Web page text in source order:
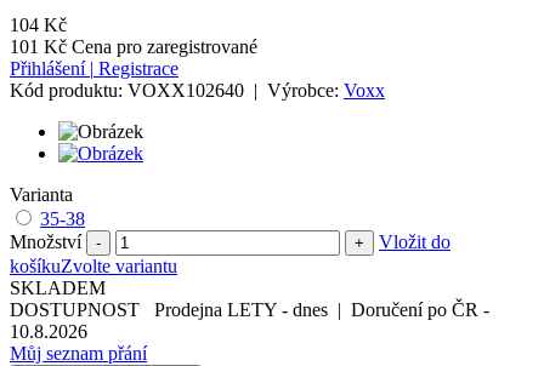
104 Kč
101 Kč Cena pro zaregistrované
Přihlášení | Registrace
Kód produktu: VOXX102640 | Výrobce: Voxx
Varianta
35-38
Množství
- +
Vložit do
košíkuZvolte variantu
SKLADEM
DOSTUPNOST
Prodejna LETY - dnes | Doručení po ČR -
10.8.2026
Můj seznam přání